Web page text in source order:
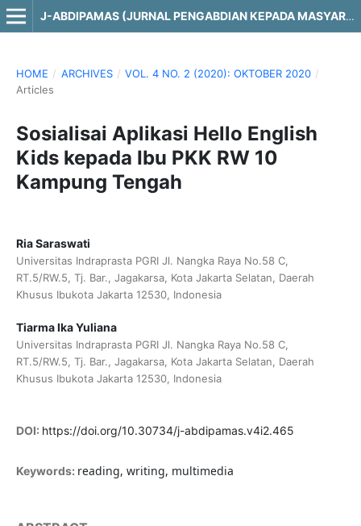
J-ABDIPAMAS (JURNAL PENGABDIAN KEPADA MASYARAKAT)
HOME / ARCHIVES / VOL. 4 NO. 2 (2020): OKTOBER 2020 /
Articles
Sosialisai Aplikasi Hello English
Kids kepada Ibu PKK RW 10
Kampung Tengah
Ria Saraswati
Universitas Indraprasta PGRI Jl. Nangka Raya No.58 C,
RT.5/RW.5, Tj. Bar., Jagakarsa, Kota Jakarta Selatan, Daerah
Khusus Ibukota Jakarta 12530, Indonesia
Tiarma Ika Yuliana
Universitas Indraprasta PGRI Jl. Nangka Raya No.58 C,
RT.5/RW.5, Tj. Bar., Jagakarsa, Kota Jakarta Selatan, Daerah
Khusus Ibukota Jakarta 12530, Indonesia
DOI: https://doi.org/10.30734/j-abdipamas.v4i2.465
Keywords: reading, writing, multimedia